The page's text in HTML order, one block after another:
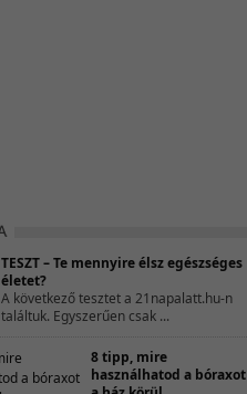
TESZT – Te mennyire élsz egészséges
életet?
A következő tesztet a 21napalatt.hu-n
találtuk. Egyszerűen csak ...
8 tipp, mire
használhatod a bóraxot